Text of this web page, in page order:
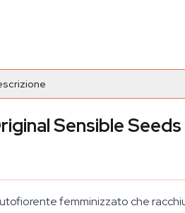
Sensible
femminizzato che